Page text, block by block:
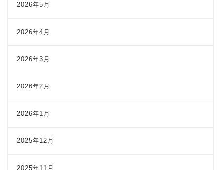
2026年5月
2026年4月
2026年3月
2026年2月
2026年1月
2025年12月
2025年11月